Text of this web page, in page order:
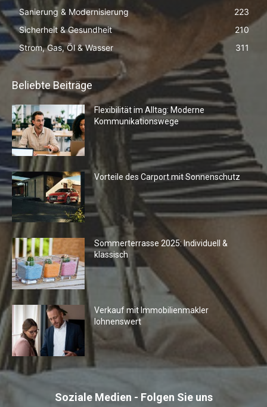
Sanierung & Modernisierung
223
Sicherheit & Gesundheit
210
Strom, Gas, Öl & Wasser
311
Beliebte Beiträge
Flexibilität im Alltag: Moderne
Kommunikationswege
Vorteile des Carport mit Sonnenschutz
Sommerterrasse 2025: Individuell &
klassisch
Verkauf mit Immobilienmakler
lohnenswert
Soziale Medien - Folgen Sie uns